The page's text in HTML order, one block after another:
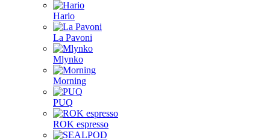
Hario
La Pavoni
Mlynko
Morning
PUQ
ROK espresso